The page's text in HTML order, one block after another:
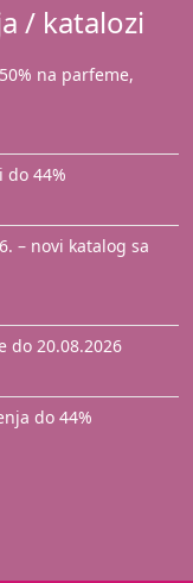
/ katalozi
na parfeme,
do 44%
– novi katalog sa
do 20.08.2026
do 44%